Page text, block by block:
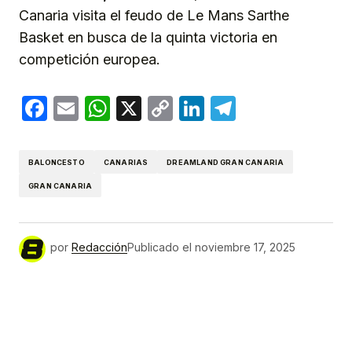
Canaria visita el feudo de Le Mans Sarthe
Basket en busca de la quinta victoria en
competición europea.
Facebook
EmailWhatsApp
X
CopyLinkedIn
BALONCESTO CANARIAS DREAMLAND GRAN CANARIA
GRAN CANARIA
por RedacciónPublicado el noviembre 17, 2025